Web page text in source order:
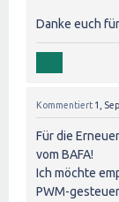
Danke euch
Kommentiert 1,
Für die
vom BAFA!
Ich möchte
PWM-